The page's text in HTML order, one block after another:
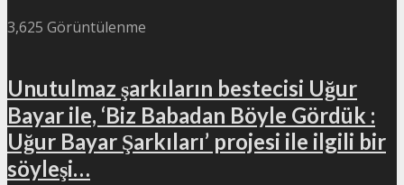
3,625 Görüntülenme
Unutulmaz şarkıların bestecisi Uğur
Bayar ile, ‘Biz Babadan Böyle Gördük :
Uğur Bayar Şarkıları’ projesi ile ilgili bir
söyleşi…